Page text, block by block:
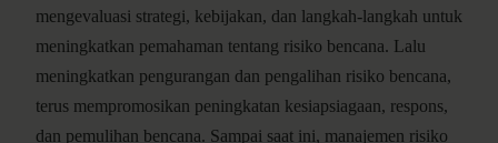
mengevaluasi strategi, kebijakan, dan langkah-langkah untuk
meningkatkan pemahaman tentang risiko bencana. Lalu
meningkatkan pengurangan dan pengalihan risiko bencana,
terus mempromosikan peningkatan kesiapsiagaan, respons,
dan pemulihan bencana. Sampai saat ini, manajemen risiko